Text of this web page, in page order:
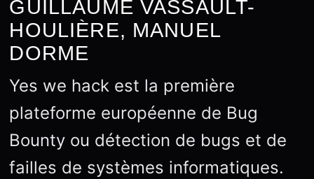
GUILLAUME VASSAULT-
HOULIÈRE, MANUEL
DORME
Yes we hack est la première
plateforme européenne de Bug
Bounty ou détection de bugs et de
failles de systèmes informatiques.